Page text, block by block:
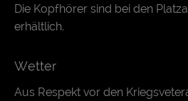
Die Kopfhörer sind bei den
erhältlich.
Wetter
Aus Respekt vor den